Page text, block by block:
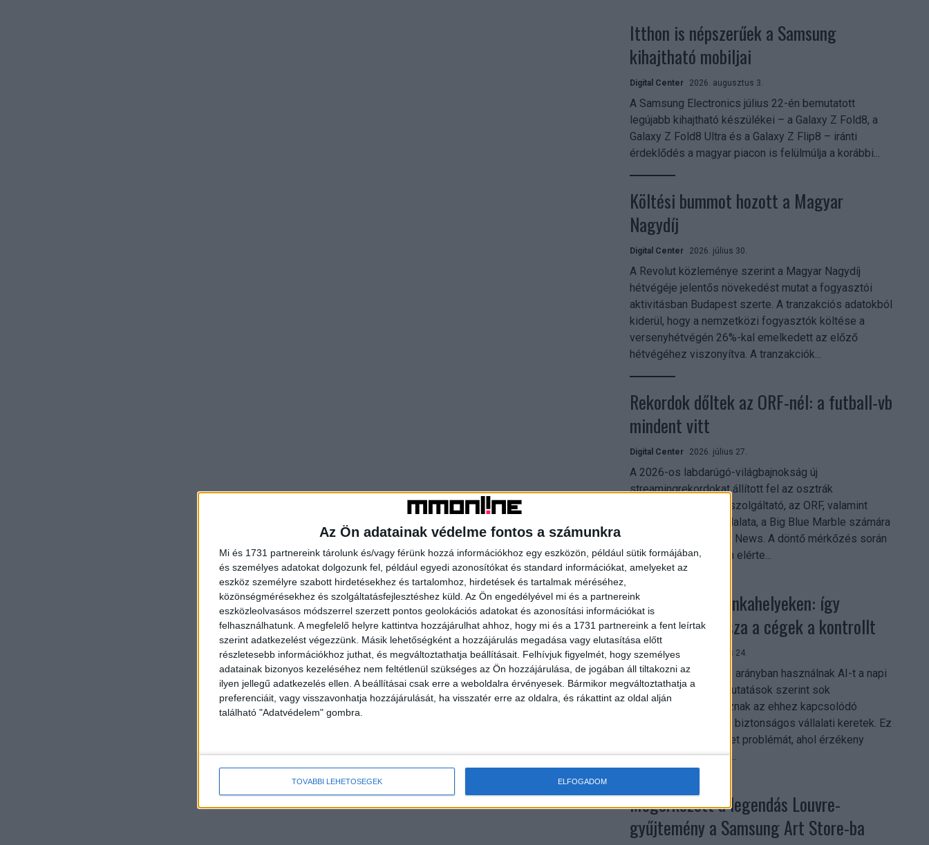
Az Ön adatainak védelme fontos a számunkra
Mi és 1731 partnereink tárolunk és/vagy férünk hozzá információkhoz egy eszközön, például sütik formájában,
és személyes adatokat dolgozunk fel, például egyedi azonosítókat és standard információkat, amelyeket az
eszköz személyre szabott hirdetésekhez és tartalomhoz, hirdetések és tartalmak méréséhez,
közönségmérésekhez és szolgáltatásfejlesztéshez küld. Az Ön engedélyével mi és a partnereink
eszközleolvasásos módszerrel szerzett pontos geolokációs adatokat és azonosítási információkat is
felhasználhatunk. A megfelelő helyre kattintva hozzájárulhat ahhoz, hogy mi és a 1731 partnereink a fent leírtak
szerint adatkezelést végezzünk. Másik lehetőségként a hozzájárulás megadása vagy elutasítása előtt
részletesebb információkhoz juthat, és megváltoztathatja beállításait. Felhívjuk figyelmét, hogy személyes
adatainak bizonyos kezeléséhez nem feltétlenül szükséges az Ön hozzájárulása, de jogában áll tiltakozni az
ilyen jellegű adatkezelés ellen. A beállításai csak erre a weboldalra érvényesek. Bármikor megváltoztathatja a
preferenciáit, vagy visszavonhatja hozzájárulását, ha visszatér erre az oldalra, és rákattint az oldal alján
található "Adatvédelem" gombra.
TOVÁBBI LEHETŐSÉGEK ELFOGADOM
Itthon is népszerűek a Samsung
kihajtható mobiljai
Digital Center 2026. augusztus 3.
A Samsung Electronics július 22-én bemutatott
legújabb kihajtható készülékei – a Galaxy Z Fold8, a
Galaxy Z Fold8 Ultra és a Galaxy Z Flip8 – iránti
érdeklődés a magyar piacon is felülmúlja a korábbi...
Költési bummot hozott a Magyar
Nagydíj
Digital Center 2026. július 30.
A Revolut közleménye szerint a Magyar Nagydíj
hétvégéje jelentős növekedést mutat a fogyasztói
aktivitásban Budapest szerte. A tranzakciós adatokból
kiderül, hogy a nemzetközi fogyasztók költése a
versenyhétvégén 26%-kal emelkedett az előző
hétvégéhez viszonyítva. A tranzakciók...
Rekordok dőltek az ORF-nél: a futball-vb
mindent vitt
Digital Center 2026. július 27.
A 2026-os labdarúgó-világbajnokság új
streamingrekordokat állított fel az osztrák
közszolgálati műsorszolgáltató, az ORF, valamint
technológiai leányvállalata, a Big Blue Marble számára
– írja a Broadband TV News. A döntő mérkőzés során
az átlagos nézőszám elérte...
Shadow AI a munkahelyeken: így
szerezhetik vissza a cégek a kontrollt
Digital Center 2026. július 24.
A munkavállalók nagy arányban használnak AI-t a napi
munkában, ám friss kutatások szerint sok
szervezetnél hiányoznak az ehhez kapcsolódó
világos irányelvek és biztonságos vállalati keretek. Ez
különösen ott jelenthet problémát, ahol érzékeny
üzleti információkkal...
Megérkezett a legendás Louvre-
gyűjtemény a Samsung Art Store-ba